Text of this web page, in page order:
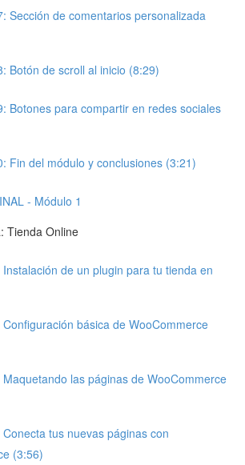
Sección de comentarios personalizada
Botón de scroll al inicio (8:29)
Botones para compartir en redes sociales
Fin del módulo y conclusiones (3:21)
- Módulo 1
Tienda Online
Instalación de un plugin para tu tienda en
Configuración básica de WooCommerce
Maquetando las páginas de WooCommerce
Conecta tus nuevas páginas con
(3:56)